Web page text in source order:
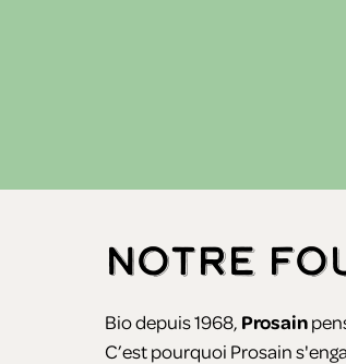
Notre
Bio depuis 1968, Prosain
C’est pourquoi Prosain